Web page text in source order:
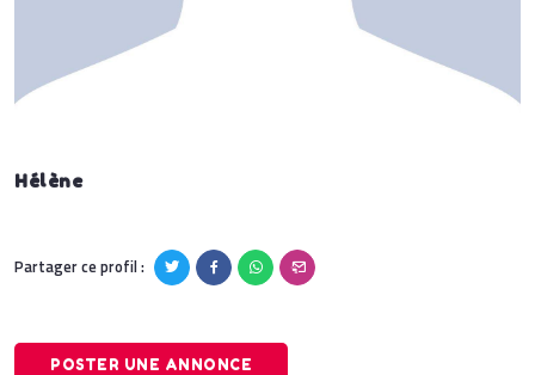
Hélène
Partager ce profil :
POSTER UNE ANNONCE